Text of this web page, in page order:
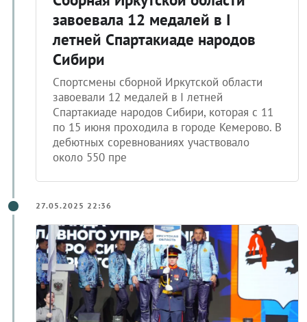
завоевала 12 медалей в I
летней Спартакиаде народов
Сибири
Спортсмены сборной Иркутской области
завоевали 12 медалей в I летней
Спартакиаде народов Сибири, которая с 11
по 15 июня проходила в городе Кемерово. В
дебютных соревнованиях участвовало
около 550 пре
27.05.2025 22:36